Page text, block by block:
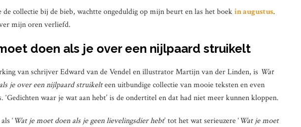
de collectie bij de bieb, wachtte ongeduldig op mijn beurt en las het boekin augustus.
mijn oren verliefd.
doen als je over een nijlpaard struikelt
van schrijver Edward van de Vendel en illustrator Martijn van der Linden, is Wat
je over een nijlpaard struikelteen uitbundige collectie van mooie teksten en even
‘Gedichten waar je wat aan hebt’ is de ondertitel en dat had niet meer kunnen kloppen.
‘Wat je moet doen als je geen lievelingsdier hebt’ tot het wat serieuzere ‘Wat je moet